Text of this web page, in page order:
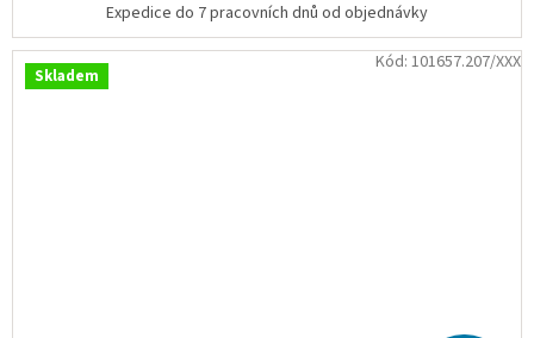
Expedice do 7 pracovních dnů od objednávky
Skladem
Kód: 101657.207/XXX